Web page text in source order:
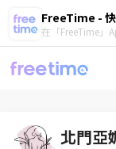
FreeTime -
在「FreeTime」
北門亞